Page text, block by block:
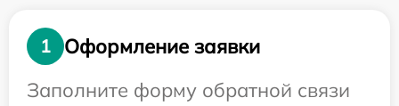
1
Оформление заявки
Заполните форму обратной связи